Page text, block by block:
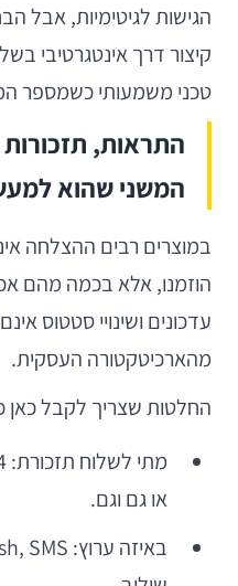
הגישות לגיטימיות, אבל
קיצור דרך אינטגרטיבי
טכני משמעותי כשמספר
התראות, תזכורות
המשני שהוא
במוצרים רבים ההצלחה
הוזמנו, אלא בכמה מהם
מהארכיטקטורה העסקית.
החלטות שצריך לקבל כאן
או גם וגם.